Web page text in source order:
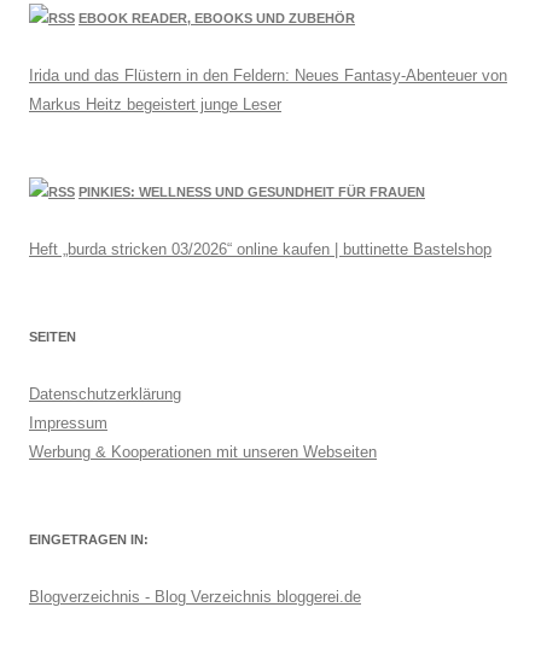
EBOOK READER, EBOOKS UND ZUBEHÖR
Irida und das Flüstern in den Feldern: Neues Fantasy-Abenteuer von
Markus Heitz begeistert junge Leser
PINKIES: WELLNESS UND GESUNDHEIT FÜR FRAUEN
Heft „burda stricken 03/2026“ online kaufen | buttinette Bastelshop
SEITEN
Datenschutzerklärung
Impressum
Werbung & Kooperationen mit unseren Webseiten
EINGETRAGEN IN:
Blogverzeichnis - Blog Verzeichnis bloggerei.de